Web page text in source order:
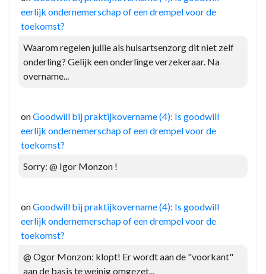
eerlijk ondernemerschap of een drempel voor de
toekomst?
Waarom regelen jullie als huisartsenzorg dit niet zelf
onderling? Gelijk een onderlinge verzekeraar. Na
overname...
onGoodwill bij praktijkovername (4): Is goodwill
eerlijk ondernemerschap of een drempel voor de
toekomst?
Sorry: @ Igor Monzon !
onGoodwill bij praktijkovername (4): Is goodwill
eerlijk ondernemerschap of een drempel voor de
toekomst?
@ Ogor Monzon: klopt! Er wordt aan de "voorkant"
aan de basis te weinig omgezet...